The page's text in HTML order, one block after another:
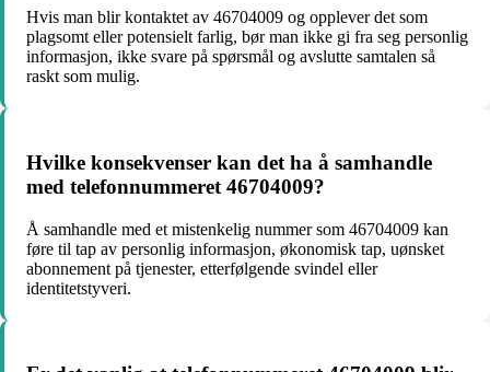
Hvis man blir kontaktet av 46704009 og opplever det som
plagsomt eller potensielt farlig, bør man ikke gi fra seg personlig
informasjon, ikke svare på spørsmål og avslutte samtalen så
raskt som mulig.
Hvilke konsekvenser kan det ha å samhandle
med telefonnummeret 46704009?
Å samhandle med et mistenkelig nummer som 46704009 kan
føre til tap av personlig informasjon, økonomisk tap, uønsket
abonnement på tjenester, etterfølgende svindel eller
identitetstyveri.